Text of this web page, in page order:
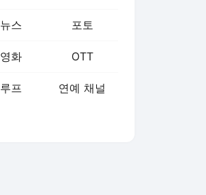
뉴스 포토
영화 OTT
루프 연예 채널